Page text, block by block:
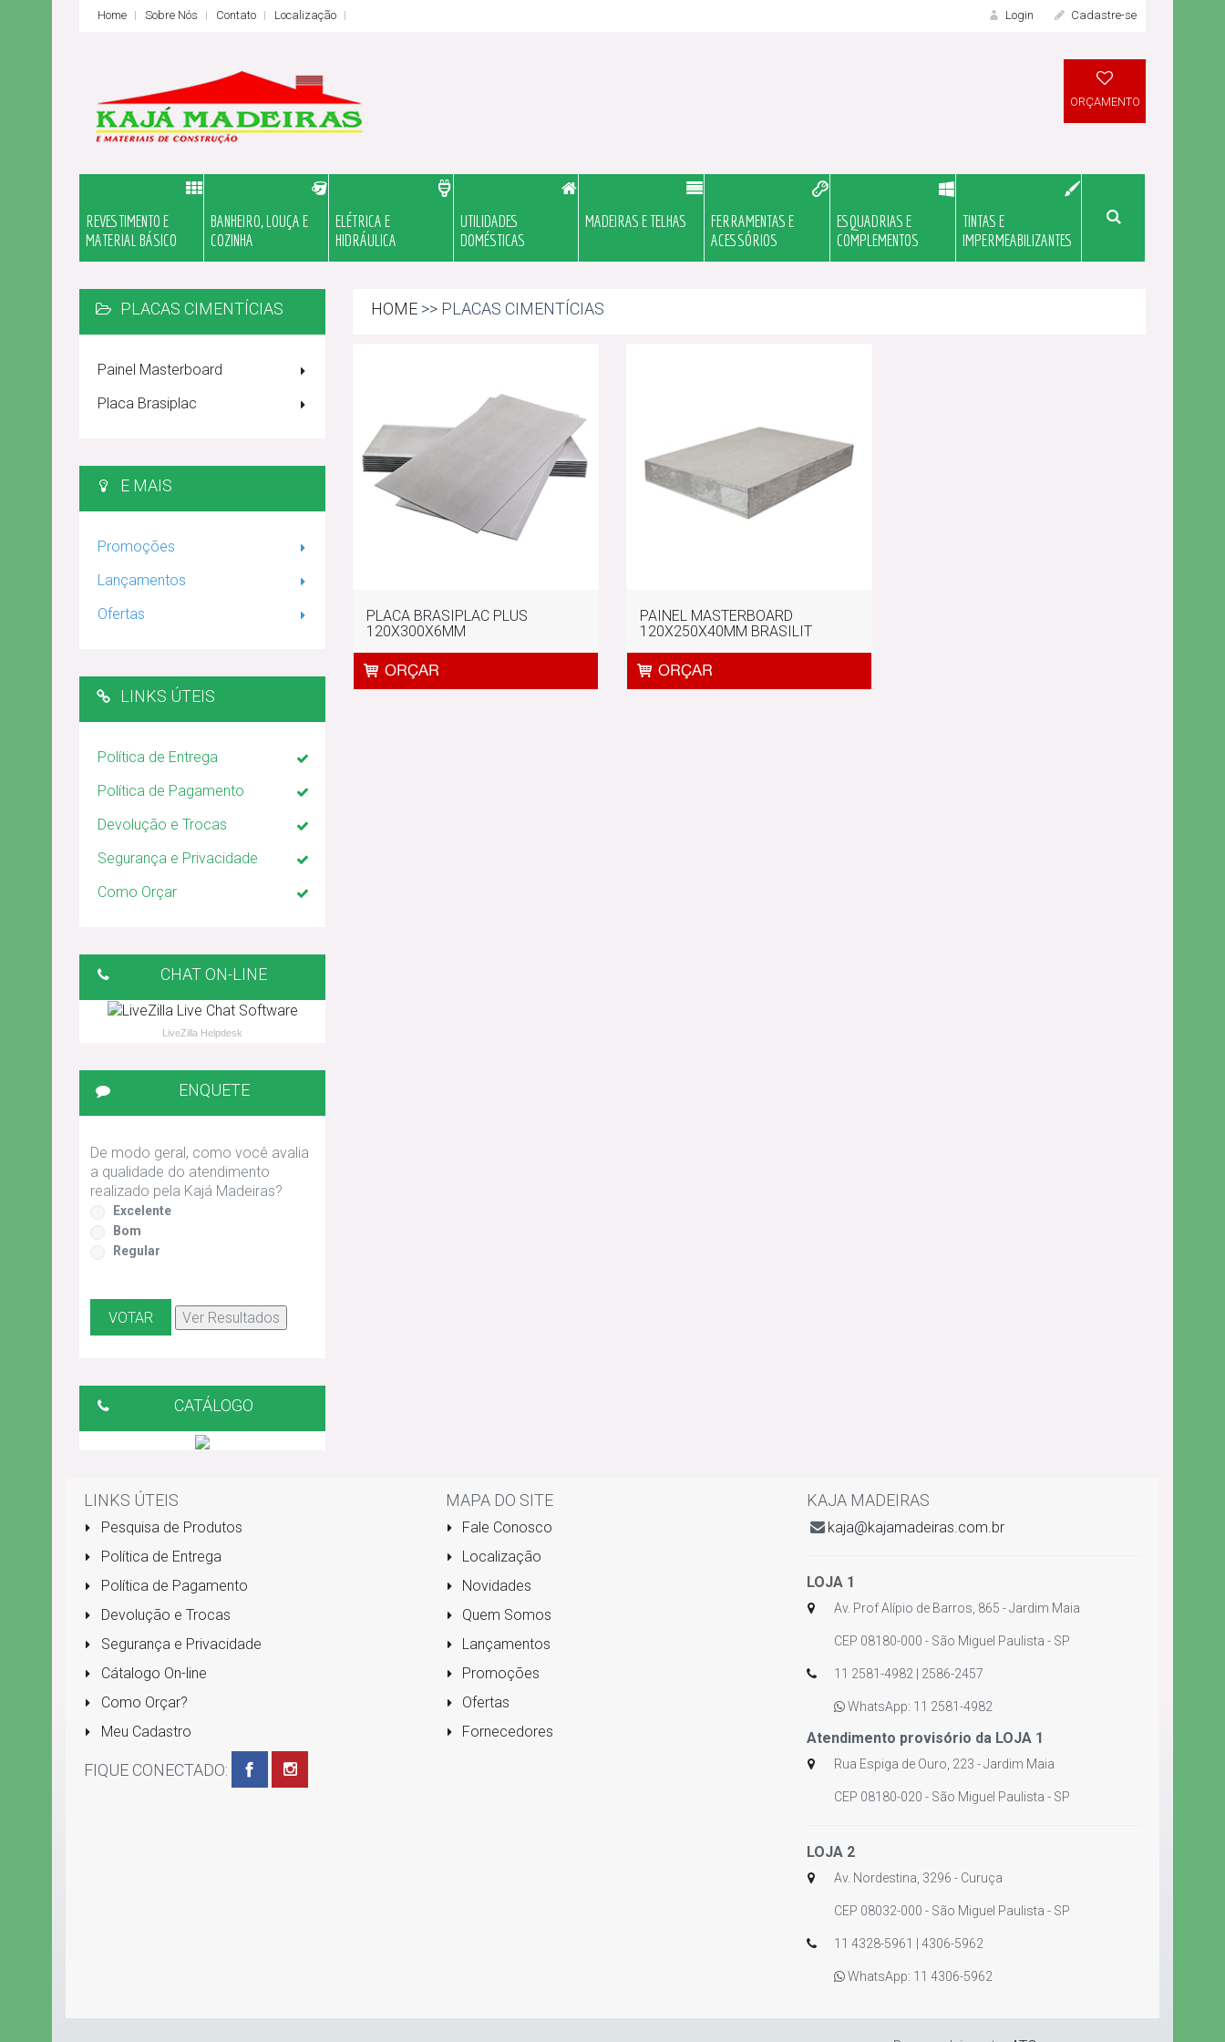
Home Sobre Nós Contato Localização Login
LOGIN
Cadastre-se
ORÇAMENTO
REVESTIMENTO E
MATERIAL BÁSICO
BANHEIRO, LOUÇA E
COZINHA
ELÉTRICA E
HIDRÁULICA
UTILIDADES
DOMÉSTICAS
MADEIRAS E TELHAS
FERRAMENTAS E
ACESSÓRIOS
ESQUADRIAS E
COMPLEMENTOS
TINTAS E
IMPERMEABILIZANTES
PLACAS CIMENTÍCIAS
Painel Masterboard
Placa Brasiplac
E MAIS
Promoções
Lançamentos
Ofertas
LINKS ÚTEIS
Política de Entrega
Política de Pagamento
Devolução e Trocas
Segurança e Privacidade
Como Orçar
CHAT ON-LINE
LiveZilla Helpdesk
ENQUETE
De modo geral, como você avalia
a qualidade do atendimento
realizado pela Kajá Madeiras?
Excelente
Bom
Regular
CATÁLOGO
HOME >> PLACAS CIMENTÍCIAS
PLACA BRASIPLAC PLUS
120X300X6MM
PAINEL MASTERBOARD
120X250X40MM BRASILIT
LINKS ÚTEIS
Pesquisa de Produtos
Política de Entrega
Política de Pagamento
Devolução e Trocas
Segurança e Privacidade
Cátalogo On-line
Como Orçar?
Meu Cadastro
FIQUE CONECTADO:
MAPA DO SITE
Fale Conosco
Localização
Novidades
Quem Somos
Lançamentos
Promoções
Ofertas
Fornecedores
KAJA MADEIRAS
kaja@kajamadeiras.com.br
LOJA 1
Av. Prof Alípio de Barros, 865 - Jardim Maia
CEP 08180-000 - São Miguel Paulista - SP
11 2581-4982 | 2586-2457
WhatsApp: 11 2581-4982
Atendimento provisório da LOJA 1
Rua Espiga de Ouro, 223 - Jardim Maia
CEP 08180-020 - São Miguel Paulista - SP
LOJA 2
Av. Nordestina, 3296 - Curuça
CEP 08032-000 - São Miguel Paulista - SP
11 4328-5961 | 4306-5962
WhatsApp: 11 4306-5962